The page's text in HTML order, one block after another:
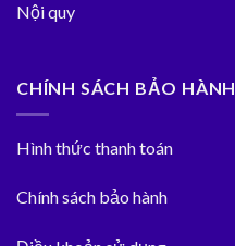
Nội quy
CHÍNH SÁCH BẢO HÀNH
Hình thức thanh toán
Chính sách bảo hành